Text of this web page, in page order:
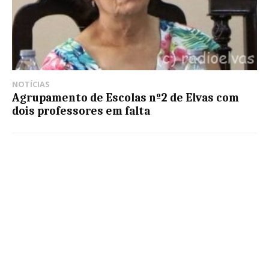
NOTÍCIAS
Agrupamento de Escolas nº2 de Elvas com
dois professores em falta